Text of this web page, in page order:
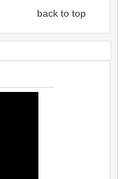
back to top